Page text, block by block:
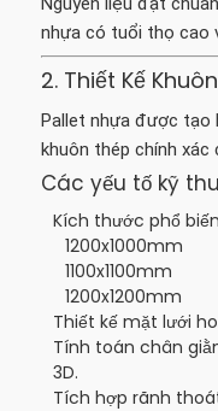
nhựa có tuổi thọ cao
2. Thiết Kế
Pallet nhựa được tạo
khuôn thép chính xác
Các yếu tố kỹ
Kích thước phổ
1200x1000mm
1100x1100mm
1200x1200mm
Thiết kế mặt lưới
Tính toán chân
3D.
Tích hợp rãnh